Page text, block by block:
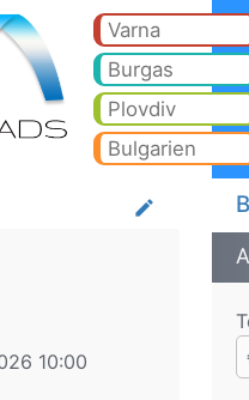
Varna
Burgas
Plovdiv
Bulgarien
create
10:00